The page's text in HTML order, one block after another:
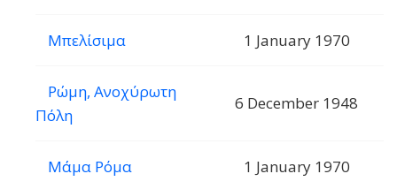
Μπελίσιμα 1 January 1970
Ρώμη, Ανοχύρωτη
Πόλη
6 December 1948
Μάμα Ρόμα 1 January 1970